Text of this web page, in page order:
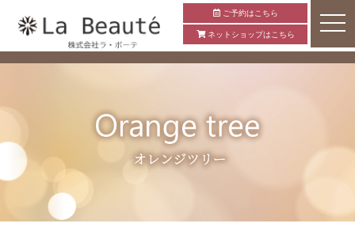
ご予約はこちら
ネットショップはこちら